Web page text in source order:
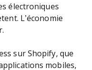
électroniques
L’économie
sur Shopify, que
mobiles,